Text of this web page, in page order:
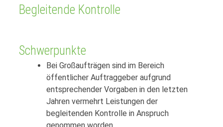
Begleitende Kontrolle
Schwerpunkte
Bei Großaufträgen sind im Bereich
öffentlicher Auftraggeber aufgrund
entsprechender Vorgaben in den letzten
Jahren vermehrt Leistungen der
begleitenden Kontrolle in Anspruch